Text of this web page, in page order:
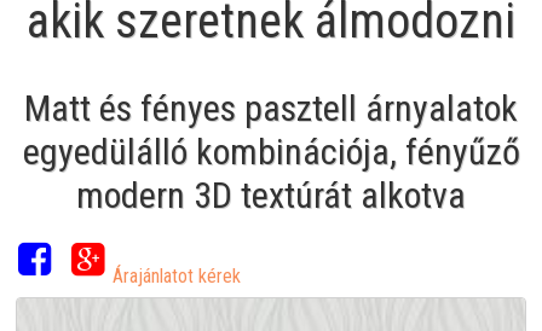
akik szeretnek álmodozni
Matt és fényes pasztell árnyalatok
egyedülálló kombinációja, fényűző
modern 3D textúrát alkotva
Árajánlatot kérek